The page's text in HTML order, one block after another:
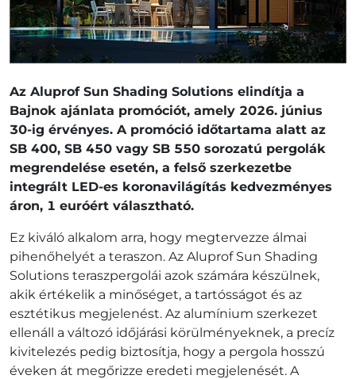
Az Aluprof Sun Shading Solutions elindítja a
Bajnok ajánlata promóciót, amely 2026. június
30-ig érvényes. A promóció időtartama alatt az
SB 400, SB 450 vagy SB 550 sorozatú pergolák
megrendelése esetén, a felső szerkezetbe
integrált LED-es koronavilágítás kedvezményes
áron, 1 euróért választható.
Ez kiváló alkalom arra, hogy megtervezze álmai
pihenőhelyét a teraszon. Az Aluprof Sun Shading
Solutions teraszpergolái azok számára készülnek,
akik értékelik a minőséget, a tartósságot és az
esztétikus megjelenést. Az alumínium szerkezet
ellenáll a változó időjárási körülményeknek, a precíz
kivitelezés pedig biztosítja, hogy a pergola hosszú
éveken át megőrizze eredeti megjelenését. A